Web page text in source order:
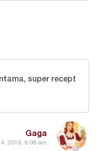
Gaga
2016, 8:08 am
super recept